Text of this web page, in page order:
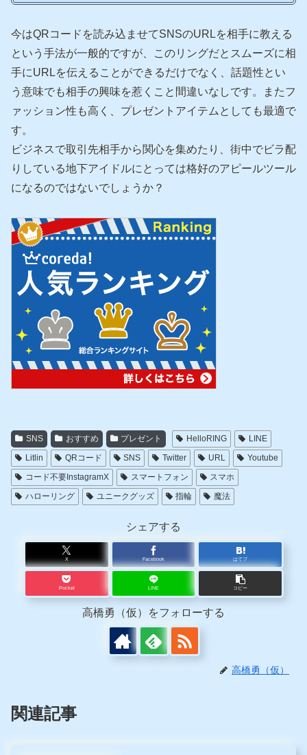
今はQRコードを読み込ませてSNSのURLを相手に教える
という手法が一般的ですが、このリングだとスムーズに相
手にURLを伝えることができるだけでなく、話題性とい
う意味でも相手の興味を惹くこと間違いなしです。またフ
ァッション性も高く、プレゼントアイテムとしても最適で
す。
ビジネスで取引先相手から関心を集めたり、街中でビラ配
りしている地下アイドルにとっては格好のアピールツール
になるのではないでしょうか？
SNS おすすめ プレゼント HelloRING
LINE
Litlin
QRコード SNS Twitter URL
Youtube
コード不要InstagramX
スマートフォン
スマホ
ハローリング
ユニークグッズ 指輪 魔法
シェアする
X Facebook はてブ
Pocket LINE コピー
高橋勇（仮）をフォローする
高橋勇（仮）
関連記事